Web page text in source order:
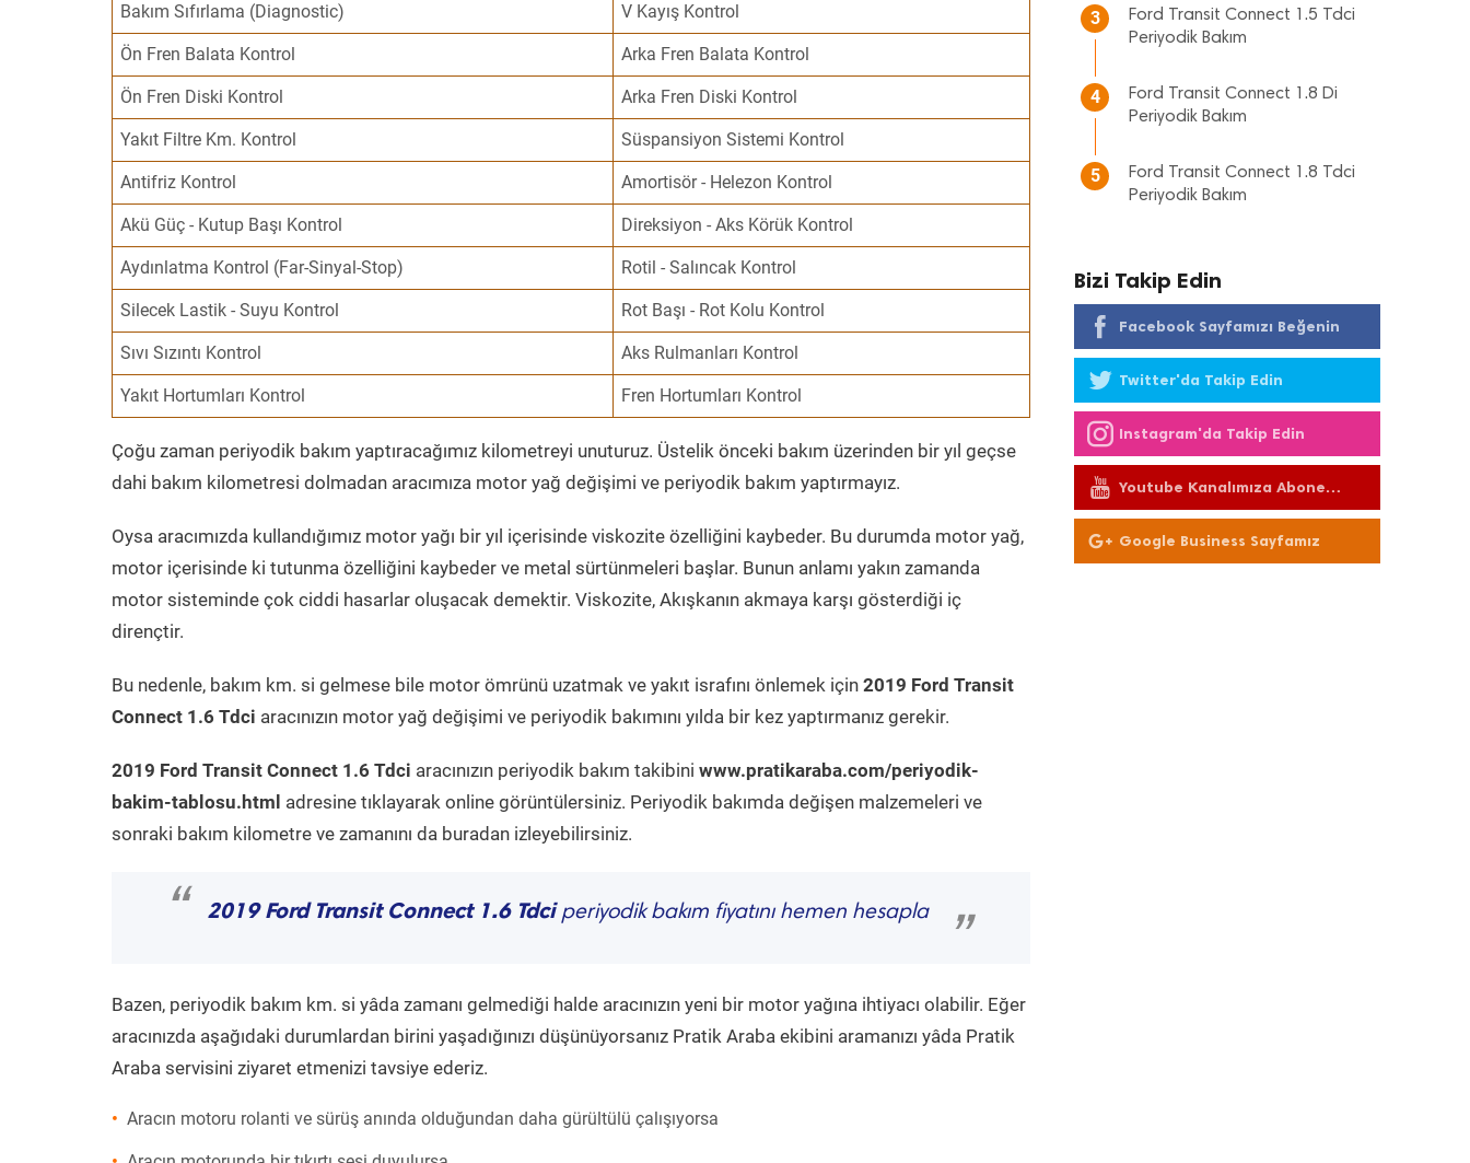
Bakım Sıfırlama (Diagnostic) V Kayış Kontrol
Ön Fren Balata Kontrol Arka Fren Balata Kontrol
Ön Fren Diski Kontrol Arka Fren Diski Kontrol
Yakıt Filtre Km. Kontrol Süspansiyon Sistemi Kontrol
Antifriz Kontrol Amortisör - Helezon Kontrol
Akü Güç - Kutup Başı Kontrol Direksiyon - Aks Körük Kontrol
Aydınlatma Kontrol (Far-Sinyal-Stop) Rotil - Salıncak Kontrol
Silecek Lastik - Suyu Kontrol Rot Başı - Rot Kolu Kontrol
Sıvı Sızıntı Kontrol Aks Rulmanları Kontrol
Yakıt Hortumları Kontrol Fren Hortumları Kontrol
Çoğu zaman periyodik bakım yaptıracağımız kilometreyi unuturuz. Üstelik önceki bakım üzerinden bir yıl geçse
dahi bakım kilometresi dolmadan aracımıza motor yağ değişimi ve periyodik bakım yaptırmayız.
Oysa aracımızda kullandığımız motor yağı bir yıl içerisinde viskozite özelliğini kaybeder. Bu durumda motor yağ,
motor içerisinde ki tutunma özelliğini kaybeder ve metal sürtünmeleri başlar. Bunun anlamı yakın zamanda
motor sisteminde çok ciddi hasarlar oluşacak demektir. Viskozite, Akışkanın akmaya karşı gösterdiği iç
dirençtir.
Bu nedenle, bakım km. si gelmese bile motor ömrünü uzatmak ve yakıt israfını önlemek için 2019 Ford Transit
Connect 1.6 Tdci aracınızın motor yağ değişimi ve periyodik bakımını yılda bir kez yaptırmanız gerekir.
2019 Ford Transit Connect 1.6 Tdci aracınızın periyodik bakım takibini www.pratikaraba.com/periyodik-
bakim-tablosu.html adresine tıklayarak online görüntülersiniz. Periyodik bakımda değişen malzemeleri ve
sonraki bakım kilometre ve zamanını da buradan izleyebilirsiniz.
“ 2019 Ford Transit Connect 1.6 Tdciperiyodik bakım fiyatını hemen hesapla
”
Bazen, periyodik bakım km. si yâda zamanı gelmediği halde aracınızın yeni bir motor yağına ihtiyacı olabilir. Eğer
aracınızda aşağıdaki durumlardan birini yaşadığınızı düşünüyorsanız Pratik Araba ekibini aramanızı yâda Pratik
Araba servisini ziyaret etmenizi tavsiye ederiz.
Aracın motoru rolanti ve sürüş anında olduğundan daha gürültülü çalışıyorsa
3
Ford Transit Connect 1.5 Tdci
Periyodik Bakım
4
Ford Transit Connect 1.8 Di
Periyodik Bakım
5
Ford Transit Connect 1.8 Tdci
Periyodik Bakım
Bizi Takip Edin
Facebook Sayfamızı Beğenin
Twitter'da Takip Edin
Instagram'da Takip Edin
Youtube Kanalımıza Abone
Olun
Google Business Sayfamız